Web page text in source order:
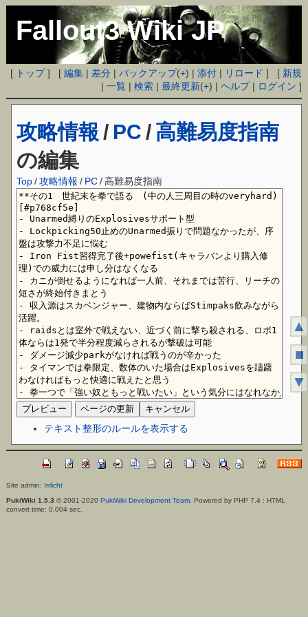
Fallout3 Wiki JP
[ トップ] [編集 | 差分 |バックアップ(+) |添付 | リロード ] [ 新規
|一覧 |検索 |最終更新(+) |ヘルプ| ログイン ]
攻略情報 / PC / 高難易度指南
の編集
Top /攻略情報 / PC/ 高難易度指南
テキスト整形のルールを表示する
Site admin: Irrlicht
PukiWiki 1.5.3 © 2001-2020 PukiWiki Development Team. Powered by PHP 7.4 : HTML
convert time: 0.004 sec.
▲
■
▼